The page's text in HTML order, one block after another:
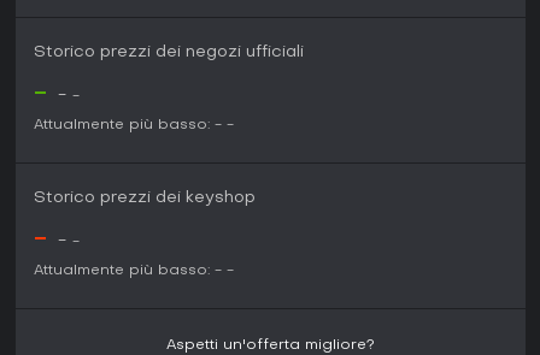
Storico prezzi dei negozi ufficiali
- - -
Attualmente più basso: - -
Storico prezzi dei keyshop
- - -
Attualmente più basso: - -
Aspetti un'offerta migliore?